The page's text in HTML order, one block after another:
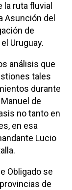
ruta fluvial
Asunción del
de
Uruguay.
análisis que
tales
durante
de
no tanto en
en esa
Lucio
Obligado se
de